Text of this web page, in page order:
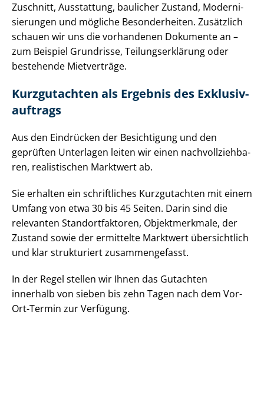
Zuschnitt, Ausstattung, baulicher Zustand, Mo­der­ni­
sie­run­gen und mögliche Besonderheiten. Zusätzlich
schauen wir uns die vorhandenen Dokumente an –
zum Beispiel Grundrisse, Tei­lungs­er­klä­rung oder
bestehende Mietverträge.
Kurzgutachten als Ergebnis des Ex­klu­siv­
auf­trags
Aus den Eindrücken der Besichtigung und den
geprüften Unterlagen leiten wir einen nach­voll­zieh­ba­
ren, realistischen Marktwert ab.
Sie erhalten ein schriftliches Kurzgutachten mit einem
Umfang von etwa 30 bis 45 Seiten. Darin sind die
relevanten Stand­ort­fak­to­ren, Objektmerkmale, der
Zustand sowie der ermittelte Marktwert übersichtlich
und klar strukturiert zusammengefasst.
In der Regel stellen wir Ihnen das Gutachten
innerhalb von sieben bis zehn Tagen nach dem Vor-
Ort-Termin zur Verfügung.